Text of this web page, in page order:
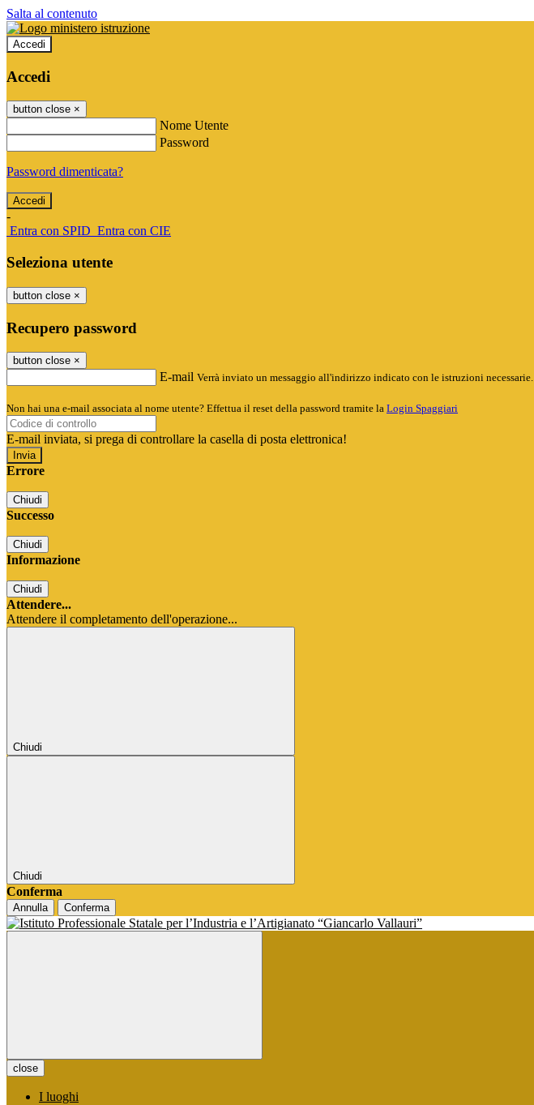
Salta al contenuto
Accedi
Accedi
button close ×
Nome Utente
Password
Password dimenticata?
-
Entra con SPID Entra con CIE
Seleziona utente
button close ×
Recupero password
button close ×
E-mail Verrà inviato un messaggio all'indirizzo indicato con le istruzioni necessarie.
Non hai una e-mail associata al nome utente? Effettua il reset della password tramite la Login Spaggiari
E-mail inviata, si prega di controllare la casella di posta elettronica!
Errore
Chiudi
Successo
Chiudi
Informazione
Chiudi
Attendere...
Attendere il completamento dell'operazione...
Chiudi
Chiudi
Conferma
Annulla Conferma
close
I luoghi